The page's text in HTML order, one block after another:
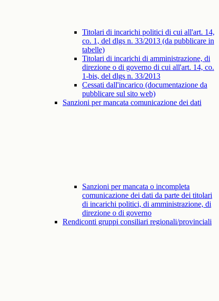
Titolari di incarichi politici di cui all'art. 14,
co. 1, del dlgs n. 33/2013 (da pubblicare in
tabelle)
Titolari di incarichi di amministrazione, di
direzione o di governo di cui all'art. 14, co.
1-bis, del dlgs n. 33/2013
Cessati dall'incarico (documentazione da
pubblicare sul sito web)
Sanzioni per mancata comunicazione dei dati
Sanzioni per mancata o incompleta
comunicazione dei dati da parte dei titolari
di incarichi politici, di amministrazione, di
direzione o di governo
Rendiconti gruppi consiliari regionali/provinciali